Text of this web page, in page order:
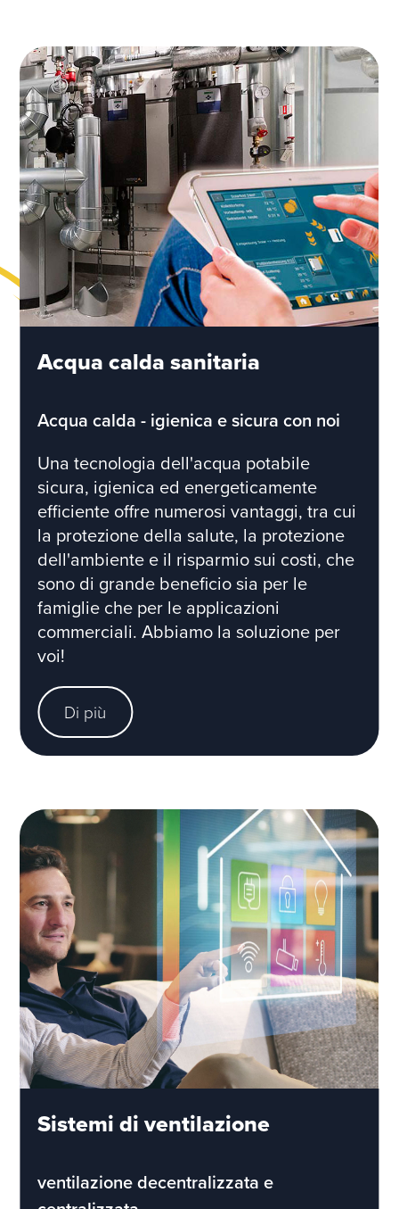
Acqua calda sanitaria
Acqua calda - igienica e sicura con noi
Una tecnologia dell'acqua potabile
sicura, igienica ed energeticamente
efficiente offre numerosi vantaggi, tra cui
la protezione della salute, la protezione
dell'ambiente e il risparmio sui costi, che
sono di grande beneficio sia per le
famiglie che per le applicazioni
commerciali. Abbiamo la soluzione per
voi!
Di più
Sistemi di ventilazione
ventilazione decentralizzata e